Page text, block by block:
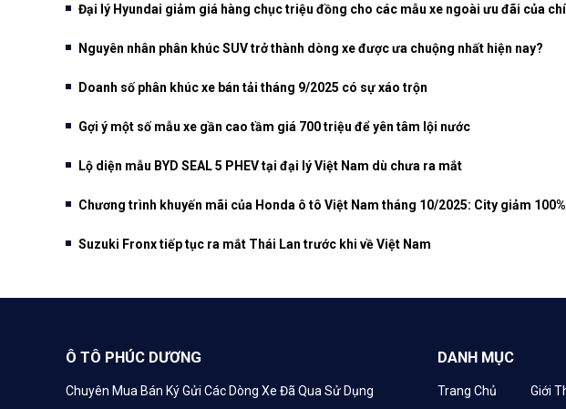
Đại lý Hyundai giảm giá hàng chục triệu đồng cho các mẫu xe ngoài ưu đãi của
Nguyên nhân phân khúc SUV trở thành dòng xe được ưa chuộng nhất hiện nay?
Doanh số phân khúc xe bán tải tháng 9/2025 có sự xáo trộn
Gợi ý một số mẫu xe gần cao tầm giá 700 triệu để yên tâm lội nước
Lộ diện mẫu BYD SEAL 5 PHEV tại đại lý Việt Nam dù chưa ra mắt
Chương trình khuyến mãi của Honda ô tô Việt Nam tháng 10/2025: City giảm
Suzuki Fronx tiếp tục ra mắt Thái Lan trước khi về Việt Nam
Ô TÔ PHÚC DƯƠNG
Chuyên Mua Bán Ký Gửi Các Dòng Xe Đã Qua Sử Dụng
DANH MỤC
Trang Chủ Giới